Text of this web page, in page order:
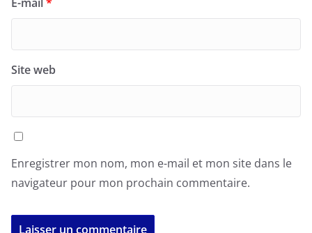
Site web
Enregistrer mon nom, mon e-mail et mon site dans le
navigateur pour mon prochain commentaire.